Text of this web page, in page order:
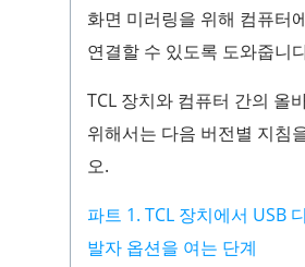
화면 미러링을 위해 컴퓨터
연결할 수 있도록 도와줍니
TCL 장치와 컴퓨터 간의 올
위해서는 다음 버전별 지침
오.
파트 1. TCL 장치에서 USB
발자 옵션을 여는 단계